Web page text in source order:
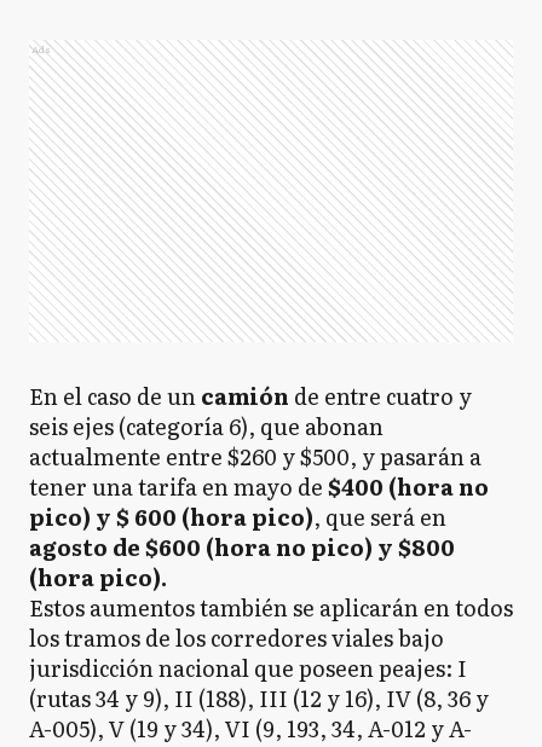
Ads
En el caso de uncamión de entre cuatro y
seis ejes (categoría 6), que abonan
actualmente entre $260 y $500, y pasarán a
tener una tarifa en mayo de$400 (hora no
pico) y $ 600 (hora pico), que será en
agosto de $600 (hora no pico) y $800
(hora pico).
Estos aumentos también se aplicarán en todos
los tramos de los corredores viales bajo
jurisdicción nacional que poseen peajes: I
(rutas 34 y 9), II (188), III (12 y 16), IV (8, 36 y
A-005), V (19 y 34), VI (9, 193, 34, A-012 y A-